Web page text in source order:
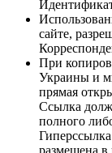
сайте,
При
Украины и
прямая
Ссылка
полного